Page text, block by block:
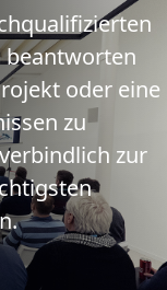
beantworten
oder eine
zu
zur